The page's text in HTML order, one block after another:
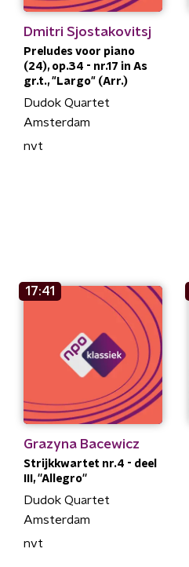
Dmitri Sjostakovitsj
Preludes voor piano
(24), op.34 - nr.17 in As
gr.t., "Largo" (Arr.)
Dudok Quartet
Amsterdam
nvt
17:41
Grazyna Bacewicz
Strijkkwartet nr.4 - deel
III, ''Allegro''
Dudok Quartet
Amsterdam
nvt